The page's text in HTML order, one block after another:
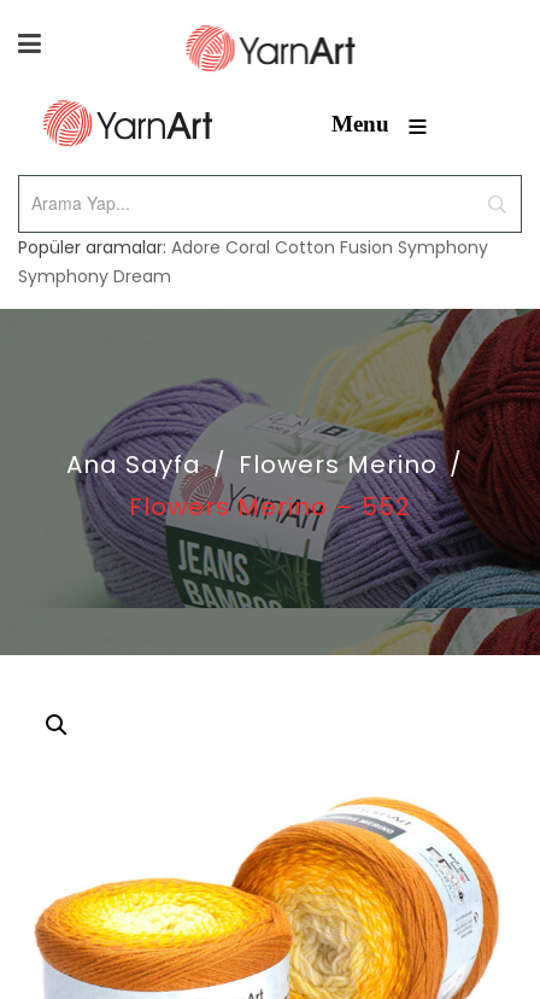
Menu ≡
Popüler aramalar: Adore Coral Cotton Fusion Symphony
Symphony Dream
Ana Sayfa / Flowers Merino /
Flowers Merino – 552